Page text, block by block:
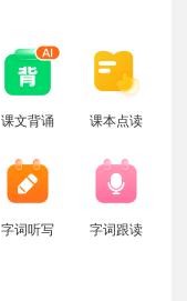
课文背诵 课本点读
字词听写 字词跟读